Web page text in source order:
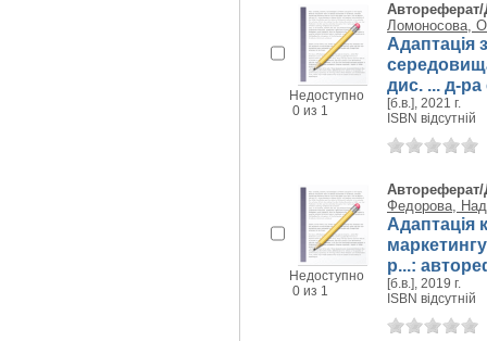
Недоступно
0 из 1
Автореферат/
Ломоносова,
Адаптація
дис. ... д-ра
[б.в.], 2021 г.
ISBN відсутній
Недоступно
0 из 1
Автореферат/
Федорова,
Адаптація
р...:
[б.в.], 2019 г.
ISBN відсутній